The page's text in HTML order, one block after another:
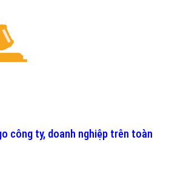
công ty, doanh nghiệp trên toàn